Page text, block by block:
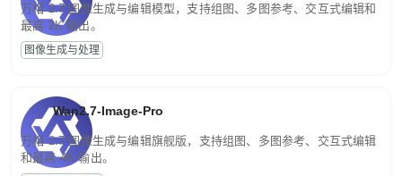
万相 2.7 图像生成与编辑模型，支持组图、多图参考、交互式编辑和
最高 2K 输出。
图像生成与处理
Wan2.7-Image-Pro
万相 2.7 图像生成与编辑旗舰版，支持组图、多图参考、交互式编辑
和最高 4K 输出。